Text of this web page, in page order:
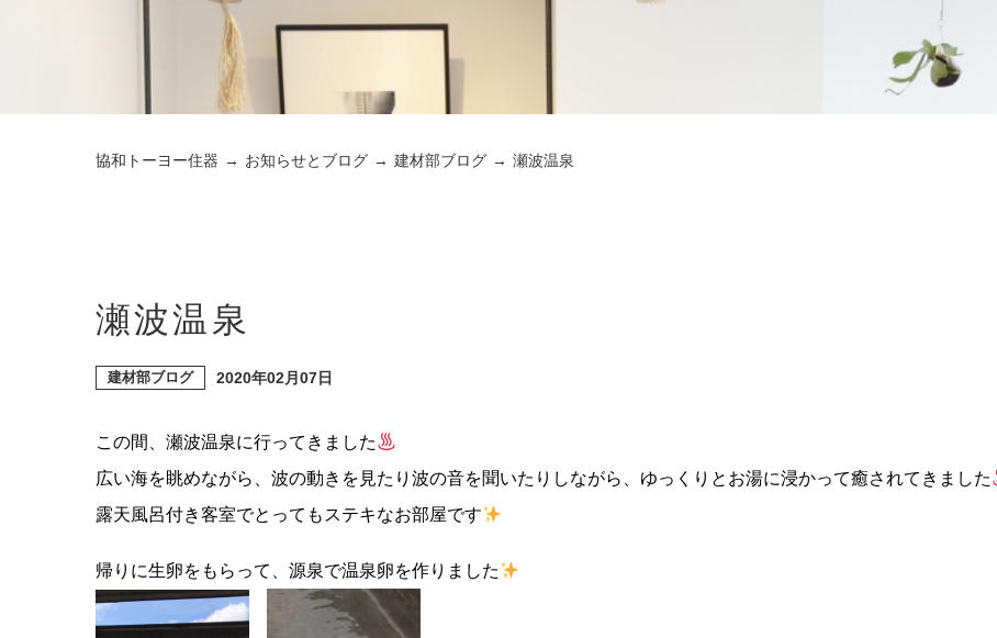
協和トーヨー住器 お知らせとブログ 建材部ブログ 瀬波温泉
瀬波温泉
建材部ブログ 2020年02月07日
この間、瀬波温泉に行ってきました
広い海を眺めながら、波の動きを見たり波の音を聞いたりしながら、ゆっくりとお湯に浸かって癒されてきました
露天風呂付き客室でとってもステキなお部屋です
帰りに生卵をもらって、源泉で温泉卵を作りました